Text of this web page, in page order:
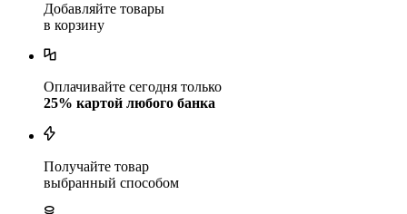
Добавляйте товары
в корзину
Оплачивайте сегодня только
25% картой любого банка
Получайте товар
выбранный способом